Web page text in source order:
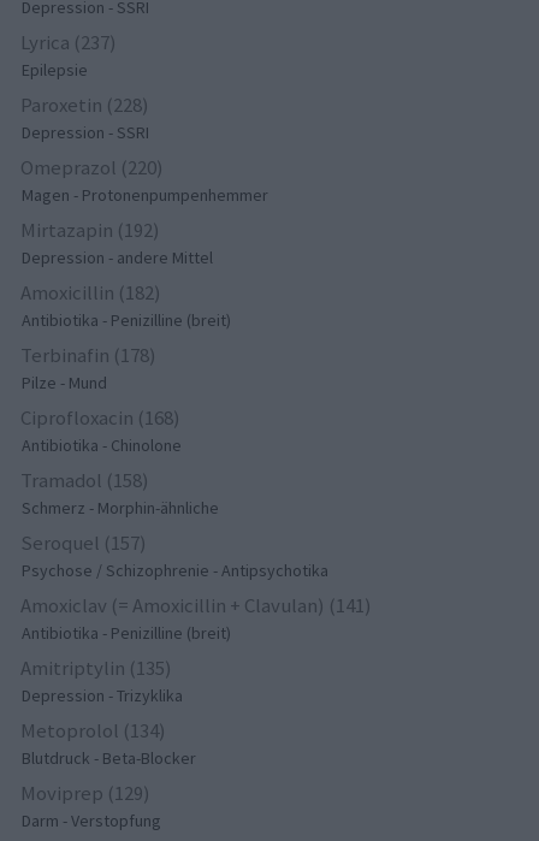
Depression - SSRI
Lyrica (237)
Epilepsie
Paroxetin (228)
Depression - SSRI
Omeprazol (220)
Magen - Protonenpumpenhemmer
Mirtazapin (192)
Depression - andere Mittel
Amoxicillin (182)
Antibiotika - Penizilline (breit)
Terbinafin (178)
Pilze - Mund
Ciprofloxacin (168)
Antibiotika - Chinolone
Tramadol (158)
Schmerz - Morphin-ähnliche
Seroquel (157)
Psychose / Schizophrenie - Antipsychotika
Amoxiclav (= Amoxicillin + Clavulan) (141)
Antibiotika - Penizilline (breit)
Amitriptylin (135)
Depression - Trizyklika
Metoprolol (134)
Blutdruck - Beta-Blocker
Moviprep (129)
Darm - Verstopfung